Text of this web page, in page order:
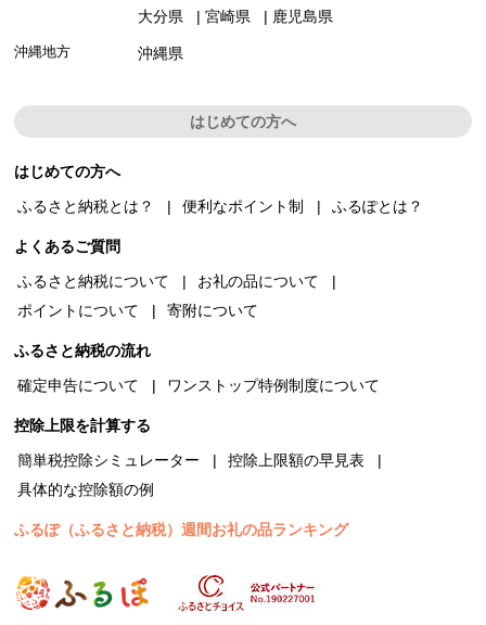
大分県
宮崎県 鹿児島県
沖縄地方 沖縄県
はじめての方へ
はじめての方へ
ふるさと納税とは？
便利なポイント制 ふるぽとは？
よくあるご質問
ふるさと納税について
お礼の品について
ポイントについて
寄附について
ふるさと納税の流れ
確定申告について
ワンストップ特例制度について
控除上限を計算する
簡単税控除シミュレーター
控除上限額の早見表
具体的な控除額の例
ふるぽ（ふるさと納税）週間お礼の品ランキング